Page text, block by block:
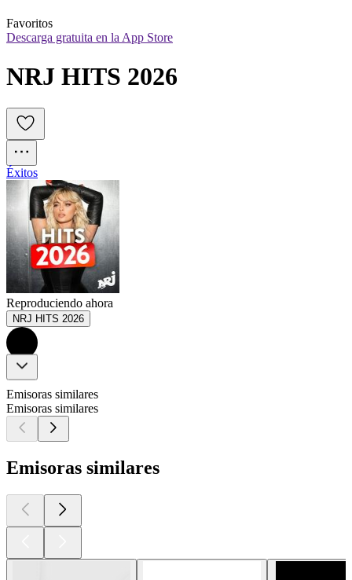
Favoritos
Descarga gratuita en la App Store
NRJ HITS 2026
Éxitos
Reproduciendo ahora
NRJ HITS 2026
Emisoras similares
Emisoras similares
Emisoras similares